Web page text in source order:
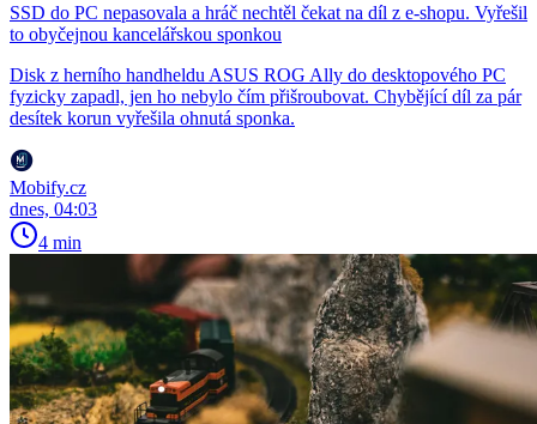
SSD do PC nepasovala a hráč nechtěl čekat na díl z e-shopu. Vyřešil
to obyčejnou kancelářskou sponkou
Disk z herního handheldu ASUS ROG Ally do desktopového PC
fyzicky zapadl, jen ho nebylo čím přišroubovat. Chybějící díl za pár
desítek korun vyřešila ohnutá sponka.
Mobify.cz
dnes, 04:03
4 min